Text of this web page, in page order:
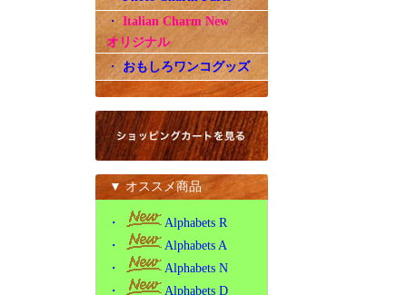
・ Italian Charm New
オリジナル
・ おもしろワンコグッズ
▼ オススメ商品
・
Alphabets R
・
Alphabets A
・
Alphabets N
・
Alphabets D